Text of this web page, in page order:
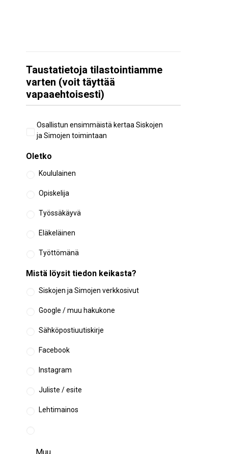
Taustatietoja tilastointiamme
varten (voit täyttää
vapaaehtoisesti)
Aiempi
osallistuminen
Osallistun ensimmäistä kertaa Siskojen
ja Simojen toimintaan
Oletko
Koululainen
Opiskelija
Työssäkäyvä
Eläkeläinen
Työttömänä
Mistä löysit tiedon keikasta?
Siskojen ja Simojen verkkosivut
Google / muu hakukone
Sähköpostiuutiskirje
Facebook
Instagram
Juliste / esite
Lehtimainos